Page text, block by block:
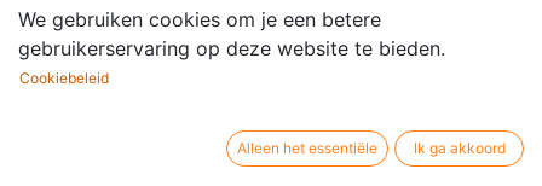
auteur:
Bewerker / co-
auteur:
Peter Kleine Schaars
Muziekpartituur met audio online
We gebruiken cookies om je een betere
gebruikerservaring op deze website te bieden.
Cookiebeleid
Alleen het essentiële Ik ga akkoord